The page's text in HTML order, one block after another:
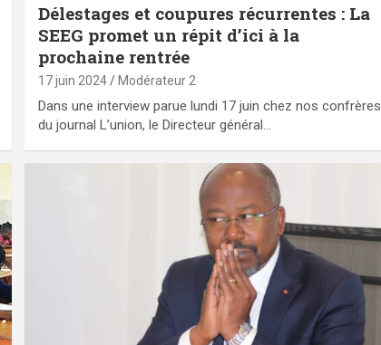
Délestages et coupures récurrentes : La
SEEG promet un répit d’ici à la
prochaine rentrée
17 juin 2024 Modérateur 2
Dans une interview parue lundi 17 juin chez nos confrères
du journal L’union, le Directeur général…